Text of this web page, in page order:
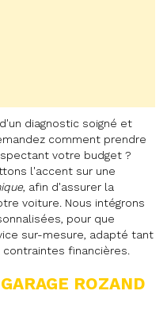
diagnostic soigné et
comment prendre
votre budget ?
l'accent sur une
, afin d'assurer la
voiture. Nous intégrons
pour que
sur-mesure, adapté tant
financières.
ROZAND